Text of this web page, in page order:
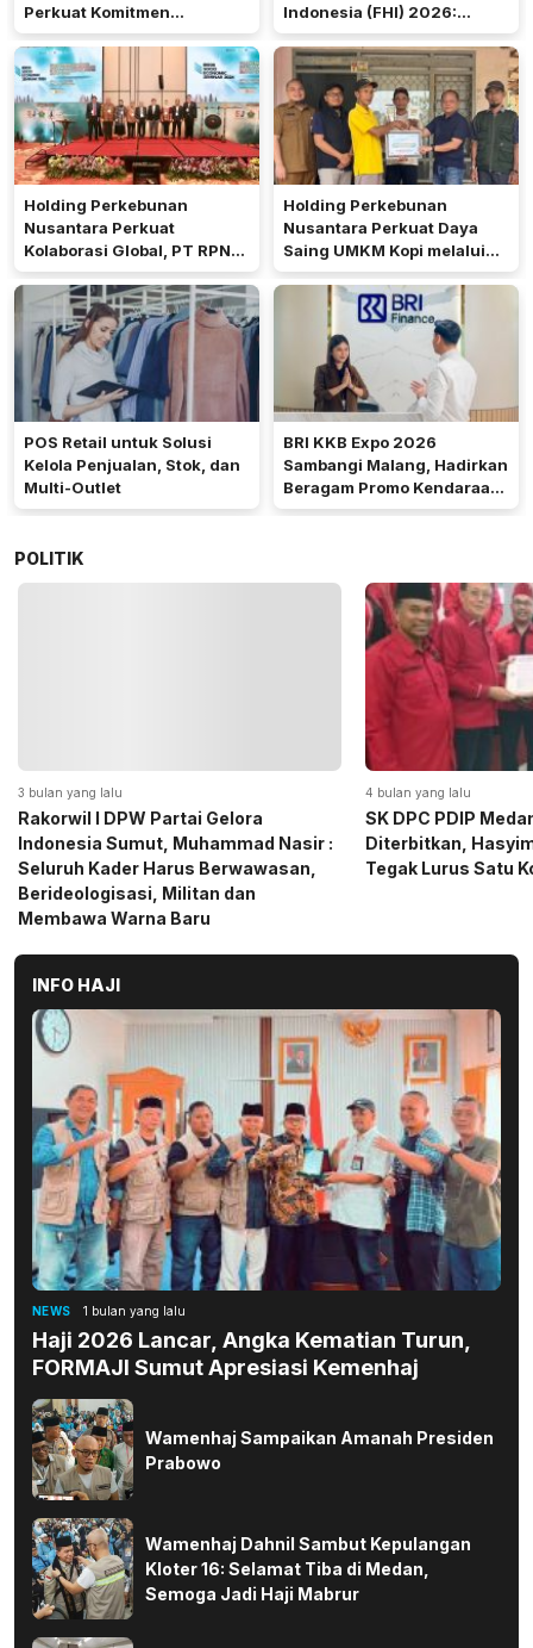
Perkuat Komitmen
Mencetak Talenta
Bedampak bagi Indonesia
Indonesia (FHI) 2026:
Wadah Kolaborasi yang
Menghubungkan Inovasi,
Pengalaman, dan
Pertumbuhan Bersama
Holding Perkebunan
Nusantara Perkuat
Kolaborasi Global, PT RPN
Gelar IRRDB Socio-
Economic Seminar 2026
Holding Perkebunan
Nusantara Perkuat Daya
Saing UMKM Kopi melalui
Program TJSL PTPN I
POS Retail untuk Solusi
Kelola Penjualan, Stok, dan
Multi-Outlet
BRI KKB Expo 2026
Sambangi Malang, Hadirkan
Beragam Promo Kendaraan
dan Pembiayaan
POLITIK
4 bulan yang lalu
SK DPC PDIP Medan Resmi
Diterbitkan, Hasyim SE: Solid dan
Tegak Lurus Satu Komando
5 bulan yang lalu
Momen Haru
Gerindra Sumut
Sembako kepada
INFO HAJI
NEWS 1 bulan yang lalu
Haji 2026 Lancar, Angka Kematian Turun,
FORMAJI Sumut Apresiasi Kemenhaj
Wamenhaj Sampaikan Amanah Presiden
Prabowo
Wamenhaj Dahnil Sambut Kepulangan
Kloter 16: Selamat Tiba di Medan,
Semoga Jadi Haji Mabrur